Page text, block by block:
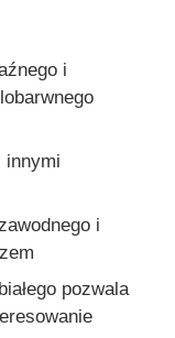
i
innymi
i
pozwala